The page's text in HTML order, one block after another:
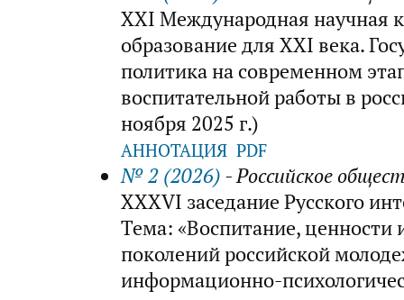
XXI Международная научная
образование для XXI века.
политика на современном
воспитательной работы в
ноября 2025 г.)
АННОТАЦИЯ PDF
№ 2 (2026) - Российское
XXXVI заседание Русского
Тема: «Воспитание, ценности
поколений российской
информационно-